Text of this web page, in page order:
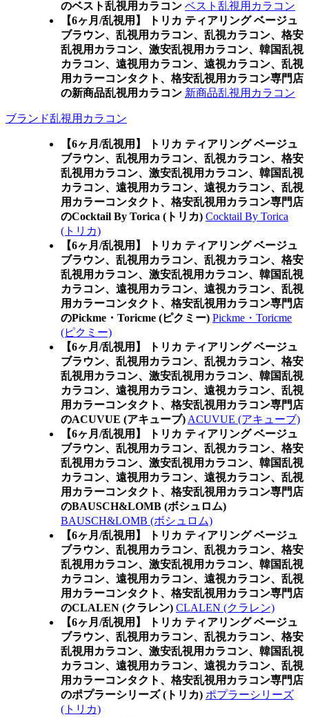
のベスト乱視用カラコン ベスト乱視用カラコン
【6ヶ月/乱視用】 トリカ ティアリング ベージュ
ブラウン、乱視用カラコン、乱視カラコン、格安
乱視用カラコン、激安乱視用カラコン、韓国乱視
カラコン、遠視用カラコン、遠視カラコン、乱視
用カラーコンタクト、格安乱視用カラコン専門店
の新商品乱視用カラコン 新商品乱視用カラコン
ブランド乱視用カラコン
【6ヶ月/乱視用】 トリカ ティアリング ベージュ
ブラウン、乱視用カラコン、乱視カラコン、格安
乱視用カラコン、激安乱視用カラコン、韓国乱視
カラコン、遠視用カラコン、遠視カラコン、乱視
用カラーコンタクト、格安乱視用カラコン専門店
のCocktail By Torica (トリカ) Cocktail By Torica
(トリカ)
【6ヶ月/乱視用】 トリカ ティアリング ベージュ
ブラウン、乱視用カラコン、乱視カラコン、格安
乱視用カラコン、激安乱視用カラコン、韓国乱視
カラコン、遠視用カラコン、遠視カラコン、乱視
用カラーコンタクト、格安乱視用カラコン専門店
のPickme・Toricme (ピクミー) Pickme・Toricme
(ピクミー)
【6ヶ月/乱視用】 トリカ ティアリング ベージュ
ブラウン、乱視用カラコン、乱視カラコン、格安
乱視用カラコン、激安乱視用カラコン、韓国乱視
カラコン、遠視用カラコン、遠視カラコン、乱視
用カラーコンタクト、格安乱視用カラコン専門店
のACUVUE (アキューブ) ACUVUE (アキューブ)
【6ヶ月/乱視用】 トリカ ティアリング ベージュ
ブラウン、乱視用カラコン、乱視カラコン、格安
乱視用カラコン、激安乱視用カラコン、韓国乱視
カラコン、遠視用カラコン、遠視カラコン、乱視
用カラーコンタクト、格安乱視用カラコン専門店
のBAUSCH&LOMB (ボシュロム)
BAUSCH&LOMB (ボシュロム)
【6ヶ月/乱視用】 トリカ ティアリング ベージュ
ブラウン、乱視用カラコン、乱視カラコン、格安
乱視用カラコン、激安乱視用カラコン、韓国乱視
カラコン、遠視用カラコン、遠視カラコン、乱視
用カラーコンタクト、格安乱視用カラコン専門店
のCLALEN (クラレン) CLALEN (クラレン)
【6ヶ月/乱視用】 トリカ ティアリング ベージュ
ブラウン、乱視用カラコン、乱視カラコン、格安
乱視用カラコン、激安乱視用カラコン、韓国乱視
カラコン、遠視用カラコン、遠視カラコン、乱視
用カラーコンタクト、格安乱視用カラコン専門店
のポプラーシリーズ (トリカ) ポプラーシリーズ
(トリカ)